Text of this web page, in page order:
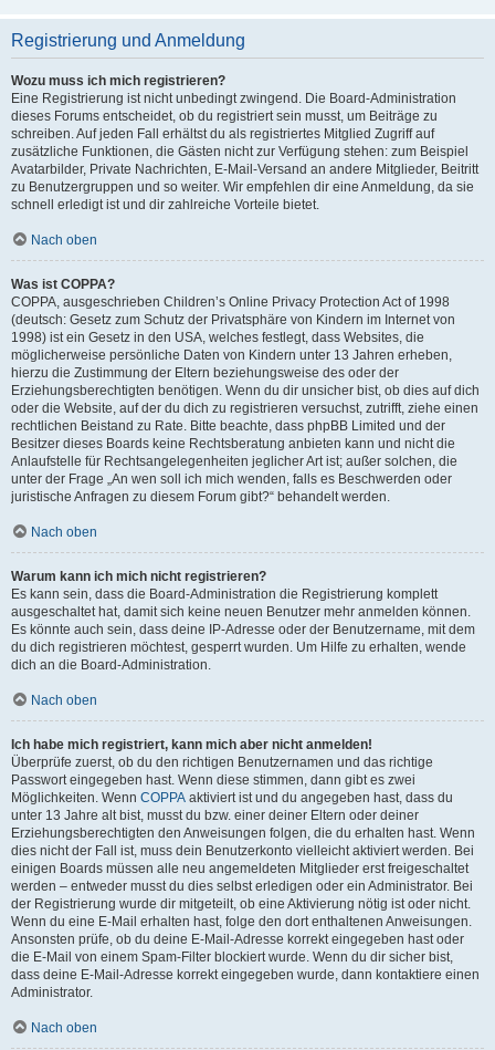
Registrierung und Anmeldung
Wozu muss ich mich registrieren?
Eine Registrierung ist nicht unbedingt zwingend. Die Board-Administration
dieses Forums entscheidet, ob du registriert sein musst, um Beiträge zu
schreiben. Auf jeden Fall erhältst du als registriertes Mitglied Zugriff auf
zusätzliche Funktionen, die Gästen nicht zur Verfügung stehen: zum Beispiel
Avatarbilder, Private Nachrichten, E-Mail-Versand an andere Mitglieder, Beitritt
zu Benutzergruppen und so weiter. Wir empfehlen dir eine Anmeldung, da sie
schnell erledigt ist und dir zahlreiche Vorteile bietet.
Nach oben
Was ist COPPA?
COPPA, ausgeschrieben Children’s Online Privacy Protection Act of 1998
(deutsch: Gesetz zum Schutz der Privatsphäre von Kindern im Internet von
1998) ist ein Gesetz in den USA, welches festlegt, dass Websites, die
möglicherweise persönliche Daten von Kindern unter 13 Jahren erheben,
hierzu die Zustimmung der Eltern beziehungsweise des oder der
Erziehungsberechtigten benötigen. Wenn du dir unsicher bist, ob dies auf dich
oder die Website, auf der du dich zu registrieren versuchst, zutrifft, ziehe einen
rechtlichen Beistand zu Rate. Bitte beachte, dass phpBB Limited und der
Besitzer dieses Boards keine Rechtsberatung anbieten kann und nicht die
Anlaufstelle für Rechtsangelegenheiten jeglicher Art ist; außer solchen, die
unter der Frage „An wen soll ich mich wenden, falls es Beschwerden oder
juristische Anfragen zu diesem Forum gibt?“ behandelt werden.
Nach oben
Warum kann ich mich nicht registrieren?
Es kann sein, dass die Board-Administration die Registrierung komplett
ausgeschaltet hat, damit sich keine neuen Benutzer mehr anmelden können.
Es könnte auch sein, dass deine IP-Adresse oder der Benutzername, mit dem
du dich registrieren möchtest, gesperrt wurden. Um Hilfe zu erhalten, wende
dich an die Board-Administration.
Nach oben
Ich habe mich registriert, kann mich aber nicht anmelden!
Überprüfe zuerst, ob du den richtigen Benutzernamen und das richtige
Passwort eingegeben hast. Wenn diese stimmen, dann gibt es zwei
Möglichkeiten. Wenn COPPA aktiviert ist und du angegeben hast, dass du
unter 13 Jahre alt bist, musst du bzw. einer deiner Eltern oder deiner
Erziehungsberechtigten den Anweisungen folgen, die du erhalten hast. Wenn
dies nicht der Fall ist, muss dein Benutzerkonto vielleicht aktiviert werden. Bei
einigen Boards müssen alle neu angemeldeten Mitglieder erst freigeschaltet
werden – entweder musst du dies selbst erledigen oder ein Administrator. Bei
der Registrierung wurde dir mitgeteilt, ob eine Aktivierung nötig ist oder nicht.
Wenn du eine E-Mail erhalten hast, folge den dort enthaltenen Anweisungen.
Ansonsten prüfe, ob du deine E-Mail-Adresse korrekt eingegeben hast oder
die E-Mail von einem Spam-Filter blockiert wurde. Wenn du dir sicher bist,
dass deine E-Mail-Adresse korrekt eingegeben wurde, dann kontaktiere einen
Administrator.
Nach oben